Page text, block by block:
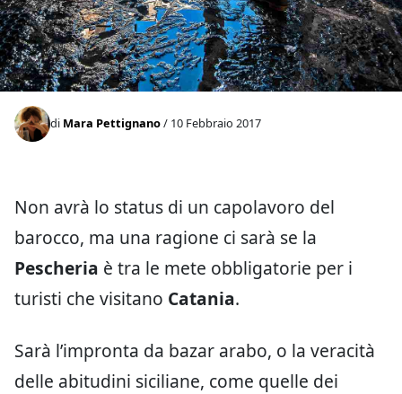
di Mara Pettignano/ 10 Febbraio 2017
Non avrà lo status di un capolavoro del
barocco, ma una ragione ci sarà se la
Pescheria è tra le mete obbligatorie per i
turisti che visitano Catania.
Sarà l’impronta da bazar arabo, o la veracità
delle abitudini siciliane, come quelle dei